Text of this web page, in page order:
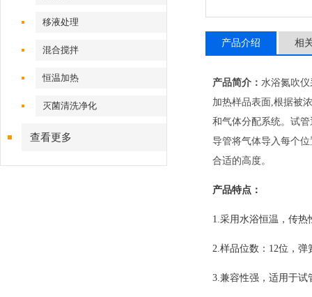
移液处理
混合搅拌
恒温加热
灭菌清洗净化
查看更多
产品介绍 相
产品简介： 水浴氮吹
加热样品表面,根据被
和气体分配系统。试
导管将气体导入每个
合适的高度。
产品特点：
1.采用水浴恒温，传
2.样品位数：12位，
3.兼容性强，适用于试